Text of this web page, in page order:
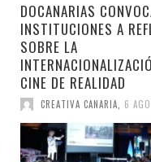
DOCANARIAS
INSTITUCIONES A
SOBRE LA
CINE DE REALIDAD
CREATIVA CANARIA 6